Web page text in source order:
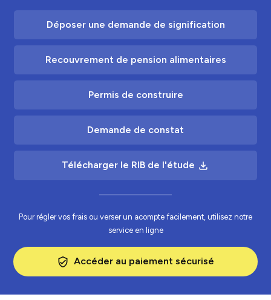
Déposer une demande de signification
Recouvrement de pension alimentaires
Permis de construire
Demande de constat
Télécharger le RIB de l'étude file_download
Pour régler vos frais ou verser un acompte facilement, utilisez notre
service en ligne
verified_user Accéder au paiement sécurisé